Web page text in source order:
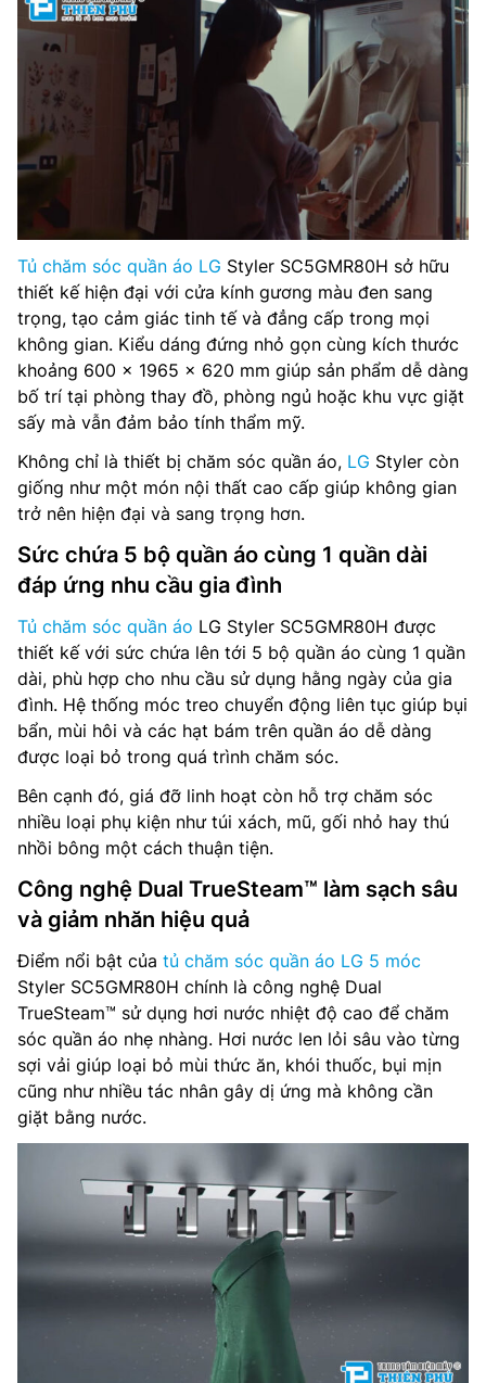
Tủ chăm sóc quần áo LG Styler SC5GMR80H sở hữu
thiết kế hiện đại với cửa kính gương màu đen sang
trọng, tạo cảm giác tinh tế và đẳng cấp trong mọi
không gian. Kiểu dáng đứng nhỏ gọn cùng kích thước
khoảng 600 x 1965 x 620 mm giúp sản phẩm dễ dàng
bố trí tại phòng thay đồ, phòng ngủ hoặc khu vực giặt
sấy mà vẫn đảm bảo tính thẩm mỹ.
Không chỉ là thiết bị chăm sóc quần áo, LG Styler còn
giống như một món nội thất cao cấp giúp không gian
trở nên hiện đại và sang trọng hơn.
Sức chứa 5 bộ quần áo cùng 1 quần dài
đáp ứng nhu cầu gia đình
Tủ chăm sóc quần áo LG Styler SC5GMR80H được
thiết kế với sức chứa lên tới 5 bộ quần áo cùng 1 quần
dài, phù hợp cho nhu cầu sử dụng hằng ngày của gia
đình. Hệ thống móc treo chuyển động liên tục giúp bụi
bẩn, mùi hôi và các hạt bám trên quần áo dễ dàng
được loại bỏ trong quá trình chăm sóc.
Bên cạnh đó, giá đỡ linh hoạt còn hỗ trợ chăm sóc
nhiều loại phụ kiện như túi xách, mũ, gối nhỏ hay thú
nhồi bông một cách thuận tiện.
Công nghệ Dual TrueSteam™ làm sạch sâu
và giảm nhăn hiệu quả
Điểm nổi bật của tủ chăm sóc quần áo LG 5 móc
Styler SC5GMR80H chính là công nghệ Dual
TrueSteam™ sử dụng hơi nước nhiệt độ cao để chăm
sóc quần áo nhẹ nhàng. Hơi nước len lỏi sâu vào từng
sợi vải giúp loại bỏ mùi thức ăn, khói thuốc, bụi mịn
cũng như nhiều tác nhân gây dị ứng mà không cần
giặt bằng nước.